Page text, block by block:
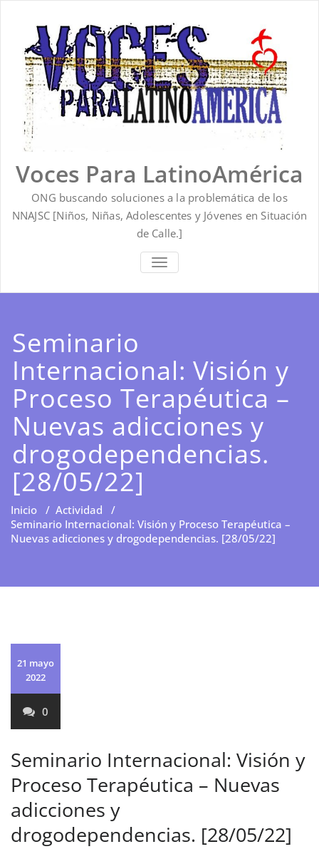
contenido
Voces Para LatinoAmérica
ONG buscando soluciones a la problemática de los
NNAJSC [Niños, Niñas, Adolescentes y Jóvenes en Situación
de Calle.]
ALTERNAR
LA
Seminario
Internacional: Visión y
Proceso Terapéutica –
Nuevas adicciones y
drogodependencias.
[28/05/22]
Inicio / Actividad /
Seminario Internacional: Visión y Proceso Terapéutica –
Nuevas adicciones y drogodependencias. [28/05/22]
21 mayo
2022
0
Seminario Internacional: Visión y
Proceso Terapéutica – Nuevas
adicciones y
drogodependencias. [28/05/22]